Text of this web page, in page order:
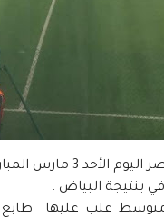
انتهت قبل
بنتيجة البياض .
غلب عليها